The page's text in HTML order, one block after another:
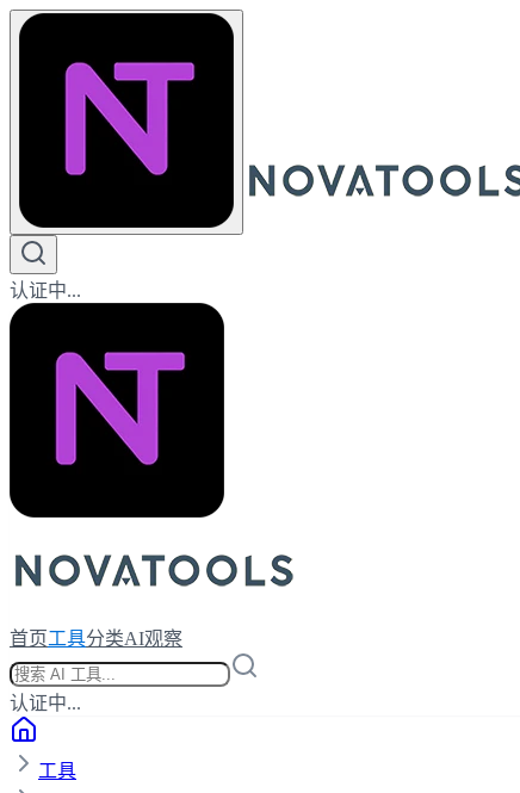
认证中...
首页工具分类AI观察
认证中...
工具